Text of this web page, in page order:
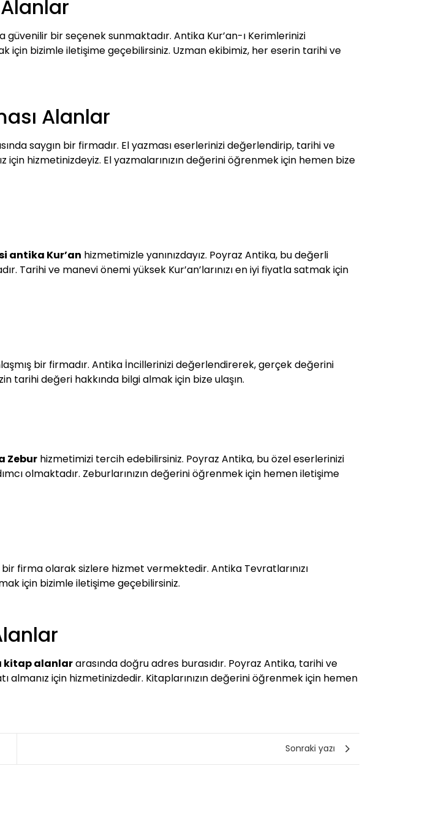
güvenilir bir seçenek sunmaktadır. Antika Kur’an-ı Kerimlerinizi
bizimle iletişime geçebilirsiniz. Uzman ekibimiz, her eserin tarihi ve
Alanlar
saygın bir firmadır. El yazması eserlerinizi değerlendirip, tarihi ve
hizmetinizdeyiz. El yazmalarınızın değerini öğrenmek için hemen bize
antika Kur’an hizmetimizle yanınızdayız. Poyraz Antika, bu değerli
Tarihi ve manevi önemi yüksek Kur’an’larınızı en iyi fiyatla satmak için
bir firmadır. Antika İncillerinizi değerlendirerek, gerçek değerini
tarihi değeri hakkında bilgi almak için bize ulaşın.
Zebur hizmetimizi tercih edebilirsiniz. Poyraz Antika, bu özel eserlerinizi
olmaktadır. Zeburlarınızın değerini öğrenmek için hemen iletişime
bir firma olarak sizlere hizmet vermektedir. Antika Tevratlarınızı
için bizimle iletişime geçebilirsiniz.
kitap alanlararasında doğru adres burasıdır. Poyraz Antika, tarihi ve
için hizmetinizdedir. Kitaplarınızın değerini öğrenmek için hemen
Sonraki yazı